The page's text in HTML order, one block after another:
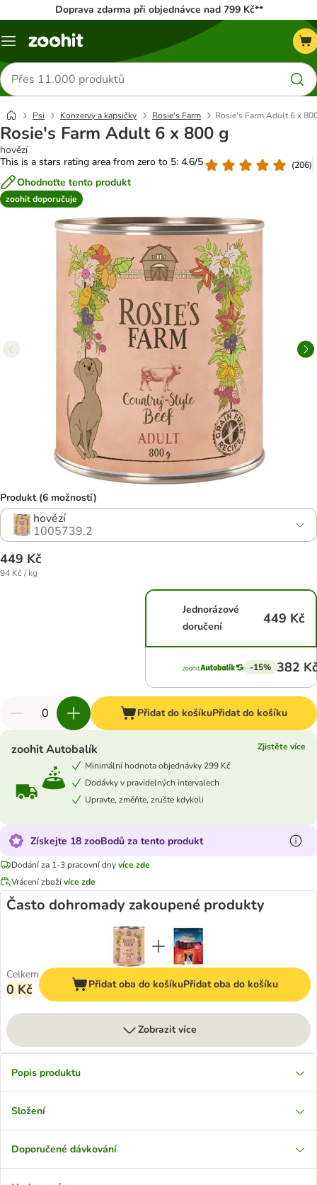
Doprava zdarma při objednávce nad 799 Kč**
Menu
Hledat
produkty
Psi Konzervy a kapsičky Rosie's Farm Rosie's Farm Adult 6 x
Rosie's Farm Adult 6 x 800 g
hovězí
This is a stars rating area from zero to 5: 4.6/5
(206)
Ohodnoťte tento produkt
zoohit doporučuje
Produkt (6 možností)
hovězí
1005739.2
449 Kč
94 Kč / kg
Jednorázové
doručení
449 Kč
-15% 382
Přidat do košíkuPřidat do košíku
zoohit Autobalík
Zjistěte více
Minimální hodnota objednávky 299 Kč
Dodávky v pravidelných intervalech
Upravte, změňte, zrušte kdykoli
Získejte 18 zooBodů za tento produkt
Dodání za 1-3 pracovní dnyvíce zde
Vrácení zbožívíce zde
Často dohromady zakoupené produkty
Celkem
0 Kč Přidat oba do košíkuPřidat oba do košíku
Zobrazit více
Popis produktu
Složení
Doporučené dávkování